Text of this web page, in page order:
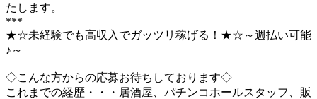
たします。
***
★☆未経験でも高収入でガッツリ稼げる！★☆～週払い可能
♪～
◇こんな方からの応募お待ちしております◇
これまでの経歴・・・居酒屋、パチンコホールスタッフ、販